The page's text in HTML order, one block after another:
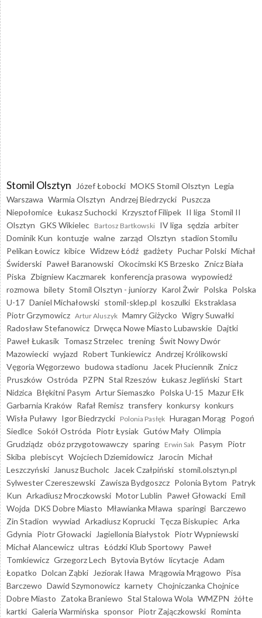
Stomil Olsztyn Józef Łobocki MOKS Stomil Olsztyn Legia
Warszawa Warmia Olsztyn Andrzej Biedrzycki Puszcza
Niepołomice Łukasz Suchocki Krzysztof Filipek II liga Stomil II
Olsztyn GKS Wikielec Bartosz Bartkowski IV liga sędzia arbiter
Dominik Kun kontuzje walne zarząd Olsztyn stadion Stomilu
Pelikan Łowicz kibice Widzew Łódź gadżety Puchar Polski Michał
Świderski Paweł Baranowski Okocimski KS Brzesko Znicz Biała
Piska Zbigniew Kaczmarek konferencja prasowa wypowiedź
rozmowa bilety Stomil Olsztyn - juniorzy Karol Żwir Polska Polska
U-17 Daniel Michałowski stomil-sklep.pl koszulki Ekstraklasa
Piotr Grzymowicz Artur Aluszyk Mamry Giżycko Wigry Suwałki
Radosław Stefanowicz Drwęca Nowe Miasto Lubawskie Dajtki
Paweł Łukasik Tomasz Strzelec trening Świt Nowy Dwór
Mazowiecki wyjazd Robert Tunkiewicz Andrzej Królikowski
Vęgoria Węgorzewo budowa stadionu Jacek Płuciennik Znicz
Pruszków Ostróda PZPN Stal Rzeszów Łukasz Jegliński Start
Nidzica Błękitni Pasym Artur Siemaszko Polska U-15 Mazur Ełk
Garbarnia Kraków Rafał Remisz transfery konkursy konkurs
Wisła Puławy Igor Biedrzycki Polonia Pasłęk Huragan Morąg Pogoń
Siedlce Sokół Ostróda Piotr Łysiak Gutów Mały Olimpia
Grudziądz obóz przygotowawczy sparing Erwin Sak Pasym Piotr
Skiba plebiscyt Wojciech Dziemidowicz Jarocin Michał
Leszczyński
Janusz Bucholc Jacek Czałpiński stomil.olsztyn.pl
Sylwester Czereszewski Zawisza Bydgoszcz Polonia Bytom Patryk
Kun Arkadiusz Mroczkowski Motor Lublin Paweł Głowacki Emil
Wojda DKS Dobre Miasto Mławianka Mława sparingi Barczewo
Zin Stadion wywiad Arkadiusz Koprucki Tęcza Biskupiec Arka
Gdynia Piotr Głowacki Jagiellonia Białystok Piotr Wypniewski
Michał Alancewicz ultras Łódzki Klub Sportowy Paweł
Tomkiewicz Grzegorz Lech Bytovia Bytów licytacje Adam
Łopatko Dolcan Ząbki Jeziorak Iława Mrągowia Mrągowo Pisa
Barczewo Dawid Szymonowicz karnety Chojniczanka Chojnice
Dobre Miasto Zatoka Braniewo Stal Stalowa Wola WMZPN żółte
kartki Galeria Warmińska sponsor Piotr Zajączkowski Rominta